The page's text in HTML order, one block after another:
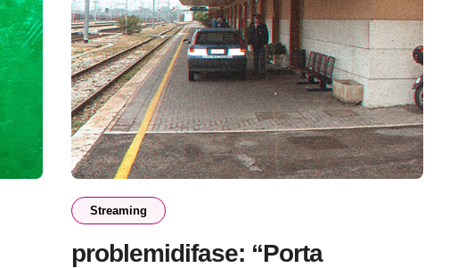
Streaming
problemidifase: “Porta